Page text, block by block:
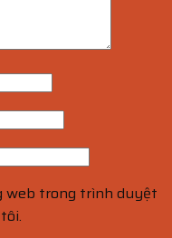
web trong trình duyệt